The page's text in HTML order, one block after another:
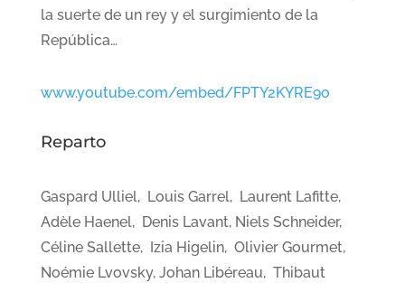
la suerte de un rey y el surgimiento de la
República…
www.youtube.com/embed/FPTY2KYRE9o
Reparto
Gaspard Ulliel, Louis Garrel, Laurent Lafitte,
Adèle Haenel, Denis Lavant, Niels Schneider,
Céline Sallette, Izia Higelin, Olivier Gourmet,
Noémie Lvovsky, Johan Libéreau, Thibaut